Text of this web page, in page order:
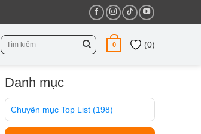
Tìm
kiếm:
0 (0)
Danh mục
Chuyên mục Top List (198)